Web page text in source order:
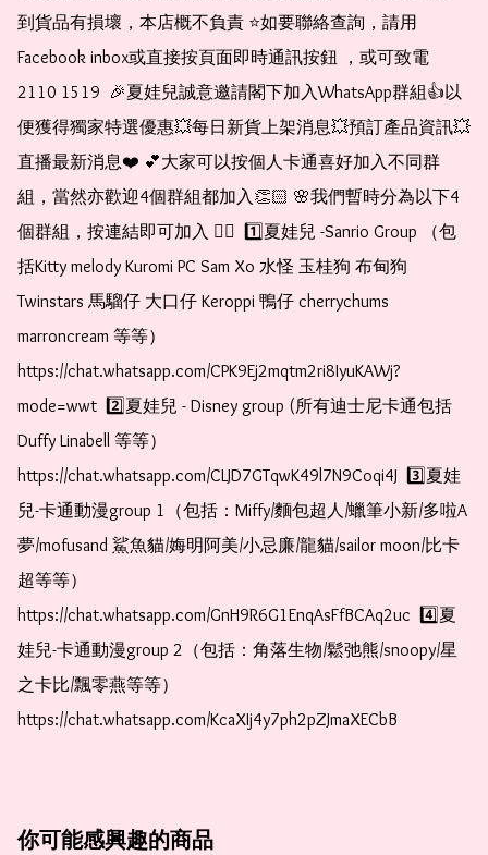
到貨品有損壞，本店概不負責 ⭐️如要聯絡查詢，請用
Facebook inbox或直接按頁面即時通訊按鈕 ，或可致電
2110 1519  🎉夏娃兒誠意邀請閣下加入WhatsApp群組👍以
便獲得獨家特選優惠💥每日新貨上架消息💥預訂產品資訊💥
直播最新消息❤️ 💕大家可以按個人卡通喜好加入不同群
組，當然亦歡迎4個群組都加入👏🏻 🌸我們暫時分為以下4
個群組，按連結即可加入 👇🏻  1️⃣夏娃兒 -Sanrio Group （包
括Kitty melody Kuromi PC Sam Xo 水怪 玉桂狗 布甸狗
Twinstars 馬騮仔 大口仔 Keroppi 鴨仔 cherrychums
marroncream 等等）
https://chat.whatsapp.com/CPK9Ej2mqtm2ri8IyuKAWj?
mode=wwt  2️⃣夏娃兒 - Disney group (所有迪士尼卡通包括
Duffy Linabell 等等）
https://chat.whatsapp.com/CLJD7GTqwK49l7N9Coqi4J  3️⃣夏娃
兒-卡通動漫group 1（包括：Miffy/麵包超人/蠟筆小新/多啦A
夢/mofusand 鯊魚貓/娒明阿美/小忌廉/龍貓/sailor moon/比卡
超等等）
https://chat.whatsapp.com/GnH9R6G1EnqAsFfBCAq2uc  4️⃣夏
娃兒-卡通動漫group 2（包括：角落生物/鬆弛熊/snoopy/星
之卡比/飄零燕等等）
https://chat.whatsapp.com/KcaXIj4y7ph2pZJmaXECbB
你可能感興趣的商品